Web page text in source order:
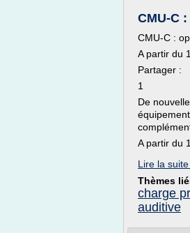
CMU-C
CMU-C :
A partir du
Partager :
1
De
A partir du
Lire la suite
Thèmes
charge
auditive